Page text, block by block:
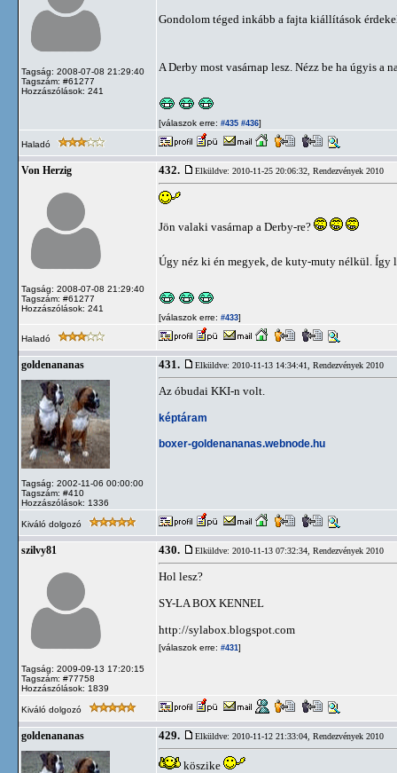
Tagság: 2008-07-08 21:29:40
Tagszám: #61277
Hozzászólások: 241
Gondolom téged inkább a fajta kiállítások
A Derby most vasárnap lesz. Nézz be ha úgyis
[válaszok erre: #435 #436]
Haladó
Von Herzig
Tagság: 2008-07-08 21:29:40
Tagszám: #61277
Hozzászólások: 241
432. Elküldve: 2010-11-25 20:06:32, Rendezvények 2010
Jön valaki vasárnap a Derby-re?
Úgy néz ki én megyek, de kuty-muty nélkül.
[válaszok erre: #433]
Haladó
goldenananas
Tagság: 2002-11-06 00:00:00
Tagszám: #410
Hozzászólások: 1336
431. Elküldve: 2010-11-13 14:34:41, Rendezvények 2010
Az óbudai KKI-n volt.
képtáram
boxer-goldenananas.webnode.hu
Kiváló dolgozó
szilvy81
Tagság: 2009-09-13 17:20:15
Tagszám: #77758
Hozzászólások: 1839
430. Elküldve: 2010-11-13 07:32:34, Rendezvények 2010
Hol lesz?
SY-LA BOX KENNEL
http://sylabox.blogspot.com
[válaszok erre: #431]
Kiváló dolgozó
goldenananas 429. Elküldve: 2010-11-12 21:33:04, Rendezvények 2010
köszike